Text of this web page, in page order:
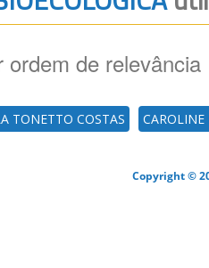
de relevância
TONETTO COSTAS CAROLINE
Copyright ©